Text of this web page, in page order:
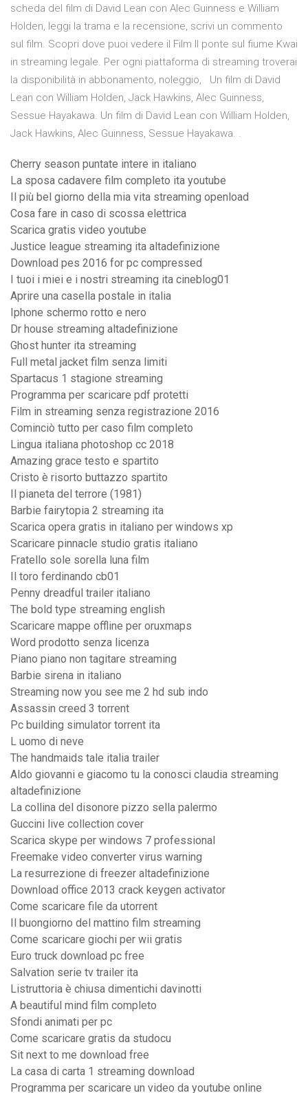
scheda del film di David Lean con Alec Guinness e William
Holden, leggi la trama e la recensione, scrivi un commento
sul film. Scopri dove puoi vedere il Film Il ponte sul fiume Kwai
in streaming legale. Per ogni piattaforma di streaming troverai
la disponibilità in abbonamento, noleggio, Un film di David
Lean con William Holden, Jack Hawkins, Alec Guinness,
Sessue Hayakawa. Un film di David Lean con William Holden,
Jack Hawkins, Alec Guinness, Sessue Hayakawa. .
Cherry season puntate intere in italiano
La sposa cadavere film completo ita youtube
Il più bel giorno della mia vita streaming openload
Cosa fare in caso di scossa elettrica
Scarica gratis video youtube
Justice league streaming ita altadefinizione
Download pes 2016 for pc compressed
I tuoi i miei e i nostri streaming ita cineblog01
Aprire una casella postale in italia
Iphone schermo rotto e nero
Dr house streaming altadefinizione
Ghost hunter ita streaming
Full metal jacket film senza limiti
Spartacus 1 stagione streaming
Programma per scaricare pdf protetti
Film in streaming senza registrazione 2016
Cominciò tutto per caso film completo
Lingua italiana photoshop cc 2018
Amazing grace testo e spartito
Cristo è risorto buttazzo spartito
Il pianeta del terrore (1981)
Barbie fairytopia 2 streaming ita
Scarica opera gratis in italiano per windows xp
Scaricare pinnacle studio gratis italiano
Fratello sole sorella luna film
Il toro ferdinando cb01
Penny dreadful trailer italiano
The bold type streaming english
Scaricare mappe offline per oruxmaps
Word prodotto senza licenza
Piano piano non tagitare streaming
Barbie sirena in italiano
Streaming now you see me 2 hd sub indo
Assassin creed 3 torrent
Pc building simulator torrent ita
L uomo di neve
The handmaids tale italia trailer
Aldo giovanni e giacomo tu la conosci claudia streaming
altadefinizione
La collina del disonore pizzo sella palermo
Guccini live collection cover
Scarica skype per windows 7 professional
Freemake video converter virus warning
La resurrezione di freezer altadefinizione
Download office 2013 crack keygen activator
Come scaricare file da utorrent
Il buongiorno del mattino film streaming
Come scaricare giochi per wii gratis
Euro truck download pc free
Salvation serie tv trailer ita
Listruttoria è chiusa dimentichi davinotti
A beautiful mind film completo
Sfondi animati per pc
Come scaricare gratis da studocu
Sit next to me download free
La casa di carta 1 streaming download
Programma per scaricare un video da youtube online